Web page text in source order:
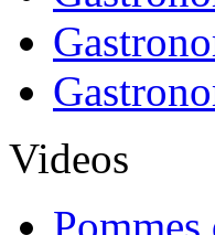
Videos